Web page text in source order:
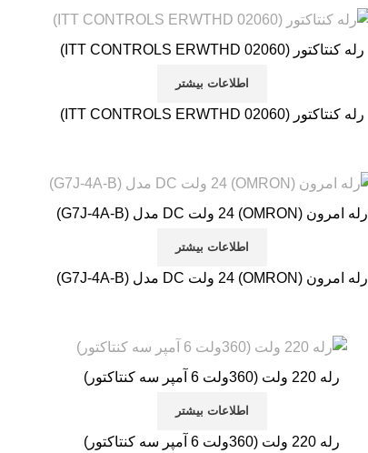
رله کنتاکتور (ITT CONTROLS ERWTHD 02060)
اطلاعات بیشتر
رله کنتاکتور (ITT CONTROLS ERWTHD 02060)
رله امرون (OMRON) 24 ولت DC مدل (G7J-4A-B)
اطلاعات بیشتر
رله امرون (OMRON) 24 ولت DC مدل (G7J-4A-B)
رله 220 ولت (360ولت 6 آمپر سه کنتاکتور)
اطلاعات بیشتر
رله 220 ولت (360ولت 6 آمپر سه کنتاکتور)